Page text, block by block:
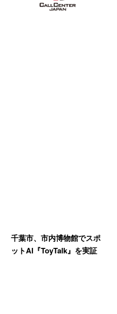
千葉市、市内博物館でスポ
ットAI『ToyTalk』を実証